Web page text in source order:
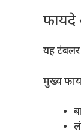
फायदे
यह टंबलर
मुख्य